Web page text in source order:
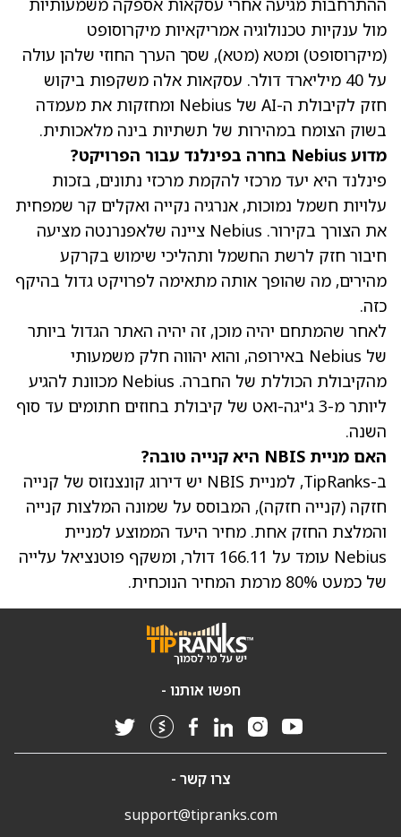
מול ענקיות טכנולוגיה אמריקאיות מיקרוסופט
(מיקרוסופט) ומטא (מטא), שסך הערך החוזי שלהן עולה
על 40 מיליארד דולר. עסקאות אלה משקפות ביקוש
חזק לקיבולת ה-AI של Nebius ומחזקות את מעמדה
בשוק הצומח במהירות של תשתיות בינה מלאכותית.
מדוע Nebius בחרה בפינלנד עבור הפרויקט?
פינלנד היא יעד מרכזי להקמת מרכזי נתונים, בזכות
עלויות חשמל נמוכות, אנרגיה נקייה ואקלים קר שמפחית
את הצורך בקירור. Nebius ציינה שלאפנרנטה מציעה
חיבור חזק לרשת החשמל ותהליכי שימוש בקרקע
מהירים, מה שהופך אותה מתאימה לפרויקט גדול בהיקף
כזה.
לאחר שהמתחם יהיה מוכן, זה יהיה האתר הגדול ביותר
של Nebius באירופה, והוא יהווה חלק משמעותי
מהקיבולת הכוללת של החברה. Nebius מכוונת להגיע
ליותר מ-3 ג'יגה-ואט של קיבולת בחוזים חתומים עד סוף
השנה.
האם מניית NBIS היא קנייה טובה?
ב-TipRanks, למניית NBIS יש דירוג קונצנזוס של קנייה
חזקה (קנייה חזקה), המבוסס על שמונה המלצות קנייה
והמלצת החזק אחת. מחיר היעד הממוצע למניית
Nebius
עומד על 166.11 דולר, ומשקף פוטנציאל עלייה
של כמעט 80% מרמת המחיר הנוכחית.
חפשו אותנו -
צרו קשר -
support@tipranks.com